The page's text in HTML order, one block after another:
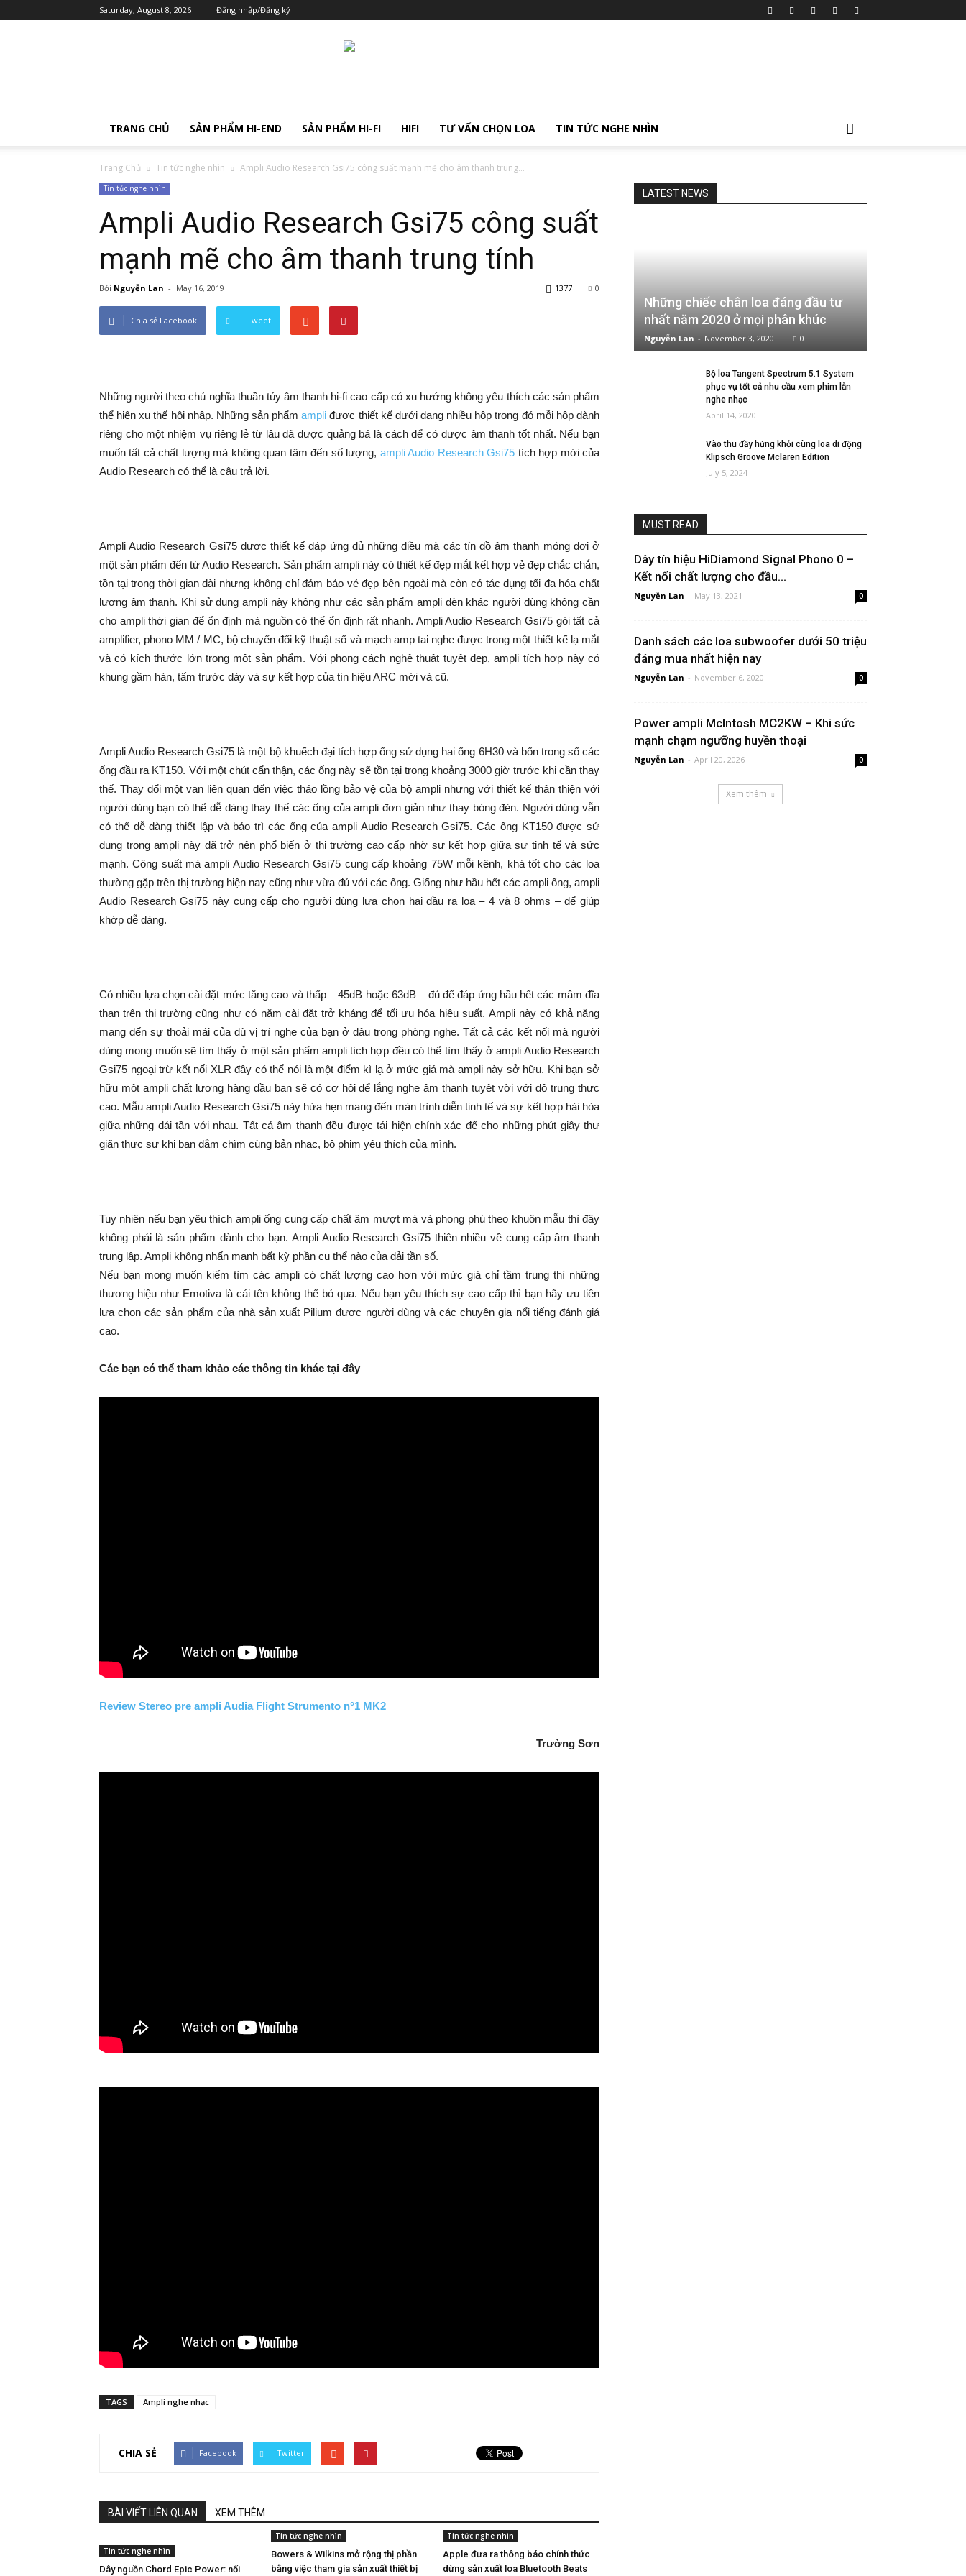
Saturday, August 8, 2026 Đăng nhập/Đăng ký
TRANG CHỦ SẢN PHẨM HI-END SẢN PHẨM HI-FI HIFI TƯ VẤN CHỌN LOA TIN TỨC NGHE NHÌN
Trang Chủ Tin tức nghe nhìn Ampli Audio Research Gsi75 công suất mạnh mẽ cho âm thanh trung...
Tin tức nghe nhìn
Ampli Audio Research Gsi75 công suất
mạnh mẽ cho âm thanh trung tính
Bởi Nguyễn Lan - May 16, 2019 0
1377
Chia sẻ Facebook Tweet
Những người theo chủ nghĩa thuần túy âm thanh hi-fi cao cấp có xu hướng không yêu thích các sản phẩm
thể hiện xu thế hội nhập. Những sản phẩmampli được thiết kế dưới dạng nhiều hộp trong đó mỗi hộp dành
riêng cho một nhiệm vụ riêng lẻ từ lâu đã được quảng bá là cách để có được âm thanh tốt nhất. Nếu bạn
muốn tất cả chất lượng mà không quan tâm đến số lượng, ampli Audio Research Gsi75 tích hợp mới của
Audio Research có thể là câu trả lời.
Ampli Audio Research Gsi75 được thiết kế đáp ứng đủ những điều mà các tín đồ âm thanh móng đợi ở
một sản phẩm đến từ Audio Research. Sản phẩm ampli này có thiết kế đẹp mắt kết hợp vẻ đẹp chắc chắn,
tồn tại trong thời gian dài nhưng không chỉ đảm bảo vẻ đẹp bên ngoài mà còn có tác dụng tối đa hóa chất
lượng âm thanh. Khi sử dụng ampli này không như các sản phẩm ampli đèn khác người dùng không cần
cho ampli thời gian để ổn định mà nguồn có thể ổn định rất nhanh. Ampli Audio Research Gsi75 gói tất cả
amplifier, phono MM / MC, bộ chuyển đổi kỹ thuật số và mạch amp tai nghe được trong một thiết kế lạ mắt
và có kích thước lớn trong một sản phẩm. Với phong cách nghệ thuật tuyệt đẹp, ampli tích hợp này có
khung gầm hàn, tấm trước dày và sự kết hợp của tín hiệu ARC mới và cũ.
Ampli Audio Research Gsi75 là một bộ khuếch đại tích hợp ống sử dụng hai ống 6H30 và bốn trong số các
ống đầu ra KT150. Với một chút cẩn thận, các ống này sẽ tồn tại trong khoảng 3000 giờ trước khi cần thay
thế. Thay đổi một van liên quan đến việc tháo lồng bảo vệ của bộ ampli nhưng với thiết kế thân thiện với
người dùng bạn có thể dễ dàng thay thế các ống của ampli đơn giản như thay bóng đèn. Người dùng vẫn
có thể dễ dàng thiết lập và bảo trì các ống của ampli Audio Research Gsi75. Các ống KT150 được sử
dụng trong ampli này đã trở nên phổ biến ở thị trường cao cấp nhờ sự kết hợp giữa sự tinh tế và sức
mạnh. Công suất mà ampli Audio Research Gsi75 cung cấp khoảng 75W mỗi kênh, khá tốt cho các loa
thường gặp trên thị trường hiện nay cũng như vừa đủ với các ống. Giống như hầu hết các ampli ống, ampli
Audio Research Gsi75 này cung cấp cho người dùng lựa chọn hai đầu ra loa – 4 và 8 ohms – để giúp
khớp dễ dàng.
Có nhiều lựa chọn cài đặt mức tăng cao và thấp – 45dB hoặc 63dB – đủ để đáp ứng hầu hết các mâm đĩa
than trên thị trường cũng như có năm cài đặt trở kháng để tối ưu hóa hiệu suất. Ampli này có khả năng
mang đến sự thoải mái của dù vị trí nghe của bạn ở đâu trong phòng nghe. Tất cả các kết nối mà người
dùng mong muốn sẽ tìm thấy ở một sản phẩm ampli tích hợp đều có thể tìm thấy ở ampli Audio Research
Gsi75 ngoại trừ kết nối XLR đây có thể nói là một điểm kì lạ ở mức giá mà ampli này sở hữu. Khi bạn sở
hữu một ampli chất lượng hàng đầu bạn sẽ có cơ hội để lắng nghe âm thanh tuyệt vời với độ trung thực
cao. Mẫu ampli Audio Research Gsi75 này hứa hẹn mang đến màn trình diễn tinh tế và sự kết hợp hài hòa
giữa những dải tần với nhau. Tất cả âm thanh đều được tái hiện chính xác để cho những phút giây thư
giãn thực sự khi bạn đắm chìm cùng bản nhạc, bộ phim yêu thích của mình.
Tuy nhiên nếu bạn yêu thích ampli ống cung cấp chất âm mượt mà và phong phú theo khuôn mẫu thì đây
không phải là sản phẩm dành cho bạn. Ampli Audio Research Gsi75 thiên nhiều về cung cấp âm thanh
trung lập. Ampli không nhấn mạnh bất kỳ phần cụ thể nào của dải tần số.
Nếu bạn mong muốn kiếm tìm các ampli có chất lượng cao hơn với mức giá chỉ tầm trung thì những
thương hiệu như Emotiva là cái tên không thể bỏ qua. Nếu bạn yêu thích sự cao cấp thì bạn hãy ưu tiên
lựa chọn các sản phẩm của nhà sản xuất Pilium được người dùng và các chuyên gia nổi tiếng đánh giá
cao.
Các bạn có thể tham khảo các thông tin khác tại đây
Review Stereo pre ampli Audia Flight Strumento n°1 MK2
Trường Sơn
TAGS Ampli nghe nhạc
CHIA SẺ Facebook Twitter
BÀI VIẾT LIÊN QUAN XEM THÊM
Tin tức nghe nhìn
Dây nguồn Chord Epic Power: nối
Tin tức nghe nhìn
Bowers & Wilkins mở rộng thị phần
bằng việc tham gia sản xuất thiết bị
Tin tức nghe nhìn
Apple đưa ra thông báo chính thức
dừng sản xuất loa Bluetooth Beats
LATEST NEWS
Những chiếc chân loa đáng đầu tư
nhất năm 2020 ở mọi phân khúc
Nguyễn Lan - November 3, 2020 0
Bộ loa Tangent Spectrum 5.1 System
phục vụ tốt cả nhu cầu xem phim lẫn
nghe nhạc
April 14, 2020
Vào thu đầy hứng khởi cùng loa di động
Klipsch Groove Mclaren Edition
July 5, 2024
MUST READ
Dây tín hiệu HiDiamond Signal Phono 0 –
Kết nối chất lượng cho đầu...
Nguyễn Lan - May 13, 2021 0
Danh sách các loa subwoofer dưới 50 triệu
đáng mua nhất hiện nay
Nguyễn Lan - November 6, 2020 0
Power ampli McIntosh MC2KW – Khi sức
mạnh chạm ngưỡng huyền thoại
Nguyễn Lan - April 20, 2026 0
Xem thêm